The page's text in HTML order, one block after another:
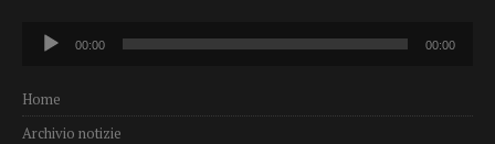
Audio
Player
00:00 00:00
Home
Archivio notizie